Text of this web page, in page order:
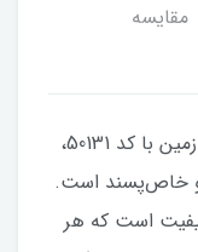
مقایسه
ست مدیریتی 1405 از برند معتبر ایران زمین با کد 50131،
و خاص‌پسند است.
است که هر